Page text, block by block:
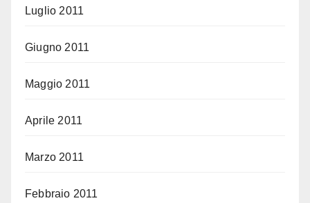
Luglio 2011
Giugno 2011
Maggio 2011
Aprile 2011
Marzo 2011
Febbraio 2011